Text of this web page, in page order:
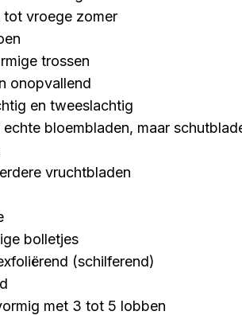
tot vroege zomer
trossen
onopvallend
en tweeslachtig
echte bloembladen, maar
vruchtbladen
bolletjes
(schilferend)
met 3 tot 5 lobben